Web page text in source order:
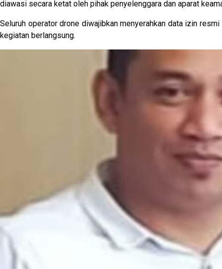
diawasi secara ketat oleh pihak penyelenggara dan aparat
Seluruh operator drone diwajibkan menyerahkan data izin
kegiatan berlangsung.